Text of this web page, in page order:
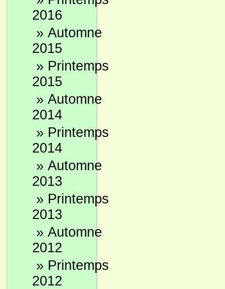
2016
» Automne
2015
» Printemps
2015
» Automne
2014
» Printemps
2014
» Automne
2013
» Printemps
2013
» Automne
2012
» Printemps
2012